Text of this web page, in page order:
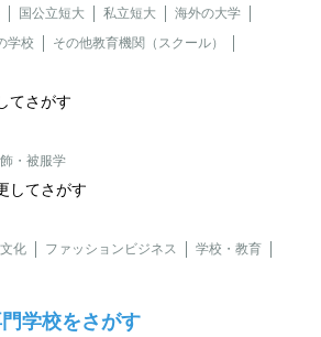
国公立短大 私立短大
海外の大学
学校
その他教育機関（スクール）
てさがす
・被服学
してさがす
化 ファッションビジネス
学校・教育
学校をさがす